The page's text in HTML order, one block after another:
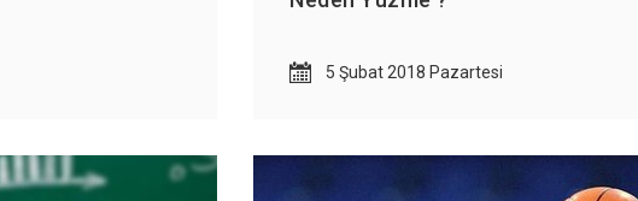
5 Şubat 2018 Pazartesi
özelleştirebilirsiniz. Değişikliklerin geçerli olması için kaydetmeniz
Web sitemizin temel fonksiyonlarının düzgün çalışması, güvenliği ve
kullanılması zorunlu olan çerezlerdir.